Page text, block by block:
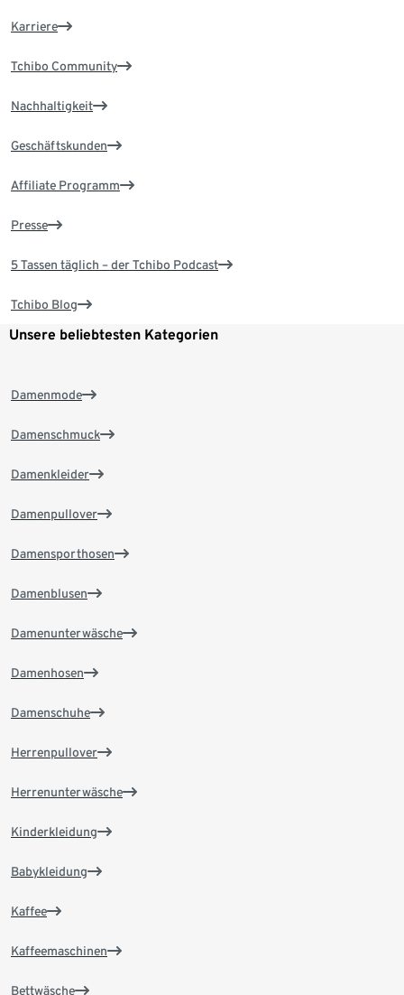
Karriere
Tchibo Community
Nachhaltigkeit
Geschäftskunden
Affiliate Programm
Presse
5 Tassen täglich – der Tchibo Podcast
Tchibo Blog
Unsere beliebtesten Kategorien
Damenmode
Damenschmuck
Damenkleider
Damenpullover
Damensporthosen
Damenblusen
Damenunterwäsche
Damenhosen
Damenschuhe
Herrenpullover
Herrenunterwäsche
Kinderkleidung
Babykleidung
Kaffee
Kaffeemaschinen
Bettwäsche